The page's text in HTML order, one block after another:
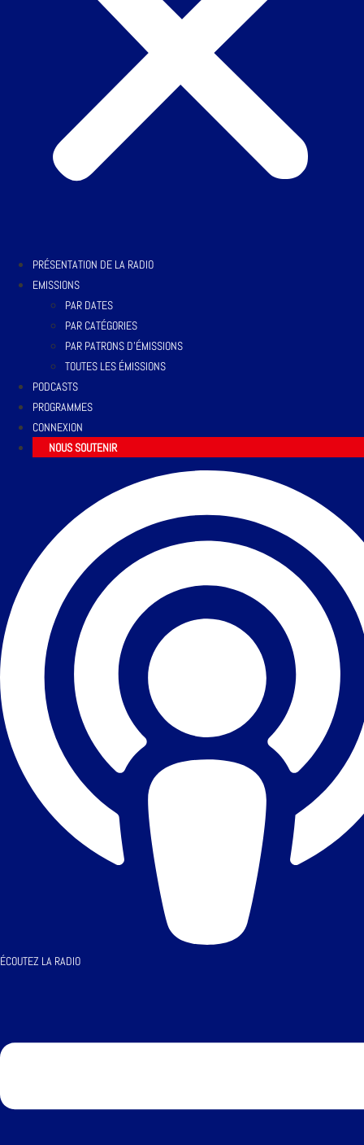
PRÉSENTATION DE LA RADIO
EMISSIONS
PAR DATES
PAR CATÉGORIES
PAR PATRONS D’ÉMISSIONS
TOUTES LES ÉMISSIONS
PODCASTS
PROGRAMMES
CONNEXION
NOUS SOUTENIR
ÉCOUTEZ LA RADIO